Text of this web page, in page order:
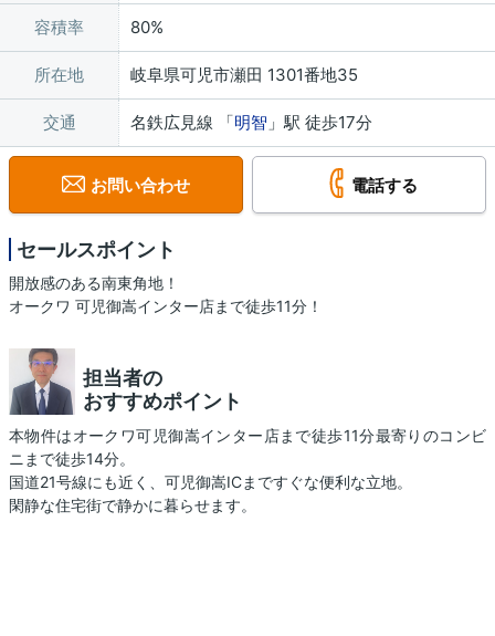
容積率 80%
所在地 岐阜県可児市瀬田 1301番地35
交通 名鉄広見線 「明智 」駅 徒歩17分
お問い合わせ 電話する
セールスポイント
開放感のある南東角地！
オークワ 可児御嵩インター店まで徒歩11分！
担当者の
おすすめポイント
本物件はオークワ可児御嵩インター店まで徒歩11分最寄りのコンビ
ニまで徒歩14分。
国道21号線にも近く、可児御嵩ICまですぐな便利な立地。
閑静な住宅街で静かに暮らせます。